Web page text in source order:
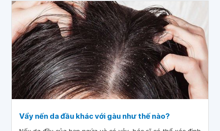
Vẩy nến da đầu khác với gàu như thế nào?